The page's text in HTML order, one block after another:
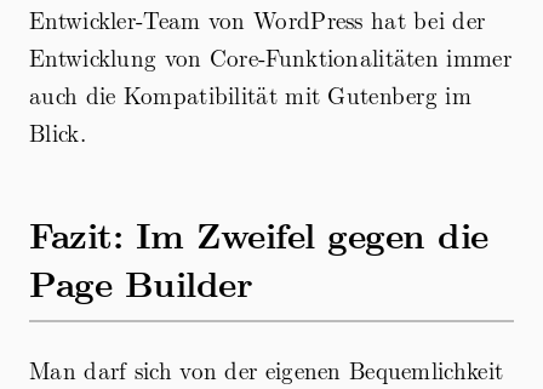
Entwickler-Team von WordPress hat bei der
Entwicklung von Core-Funktionalitäten immer
auch die Kompatibilität mit Gutenberg im
Blick.
Fazit: Im Zweifel gegen die
Page Builder
Man darf sich von der eigenen Bequemlichkeit